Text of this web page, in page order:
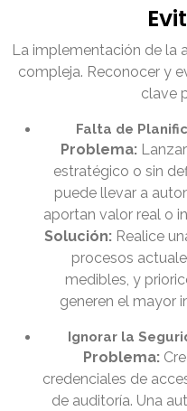
La implementación de la
compleja. Reconocer y
clave
Falta de
Problema:
estratégico o sin
puede llevar a
aportan valor real o
Solución:Realice
procesos
medibles, y
generen el mayor
Ignorar la
Problema:
credenciales de
de auditoría. Una